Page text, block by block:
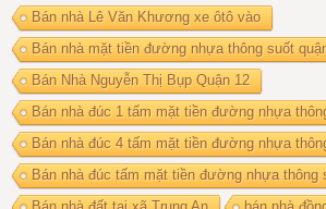
Bán nhà Lê Văn Khương xe ôtô vào
Bán nhà mặt tiền đường nhựa thông suốt
Bán Nhà Nguyễn Thị Bụp Quận 12
Bán nhà đúc 1 tấm mặt tiền đường nhựa
Bán nhà đúc 4 tấm mặt tiền đường nhựa
Bán nhà đúc tấm mặt tiền đường nhựa thông